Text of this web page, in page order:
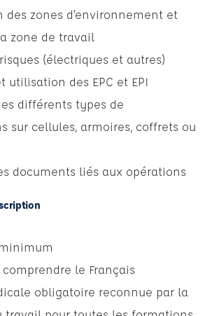
zones d’environnement et
zone de travail
(électriques et autres)
utilisation des EPC et EPI
différents types de
sur cellules, armoires, coffrets ou
documents liés aux opérations
le Français
obligatoire reconnue par la